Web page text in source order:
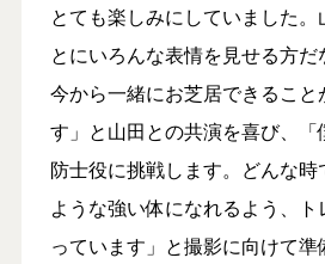
とても楽しみにしていました
とにいろんな表情を見せる方だ
今から一緒にお芝居できるこ
す」と山田との共演を喜び、
防士役に挑戦します。どんな時
ような強い体になれるよう、
っています」と撮影に向けて準